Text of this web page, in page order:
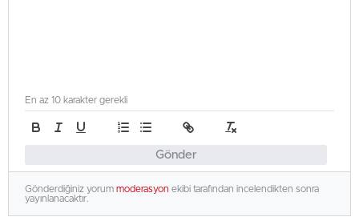
Gönder
En az 10 karakter gerekli
Gönderdiğiniz yorum moderasyon ekibi tarafından incelendikten sonra
yayınlanacaktır.